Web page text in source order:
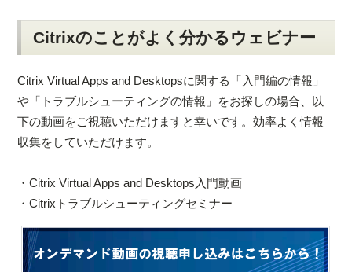
Citrixのことがよく分かるウェビナー
Citrix Virtual Apps and Desktopsに関する「入門編の情報」
や「トラブルシューティングの情報」をお探しの場合、以
下の動画をご視聴いただけますと幸いです。効率よく情報
収集をしていただけます。
・Citrix Virtual Apps and Desktops入門動画
・Citrixトラブルシューティングセミナー